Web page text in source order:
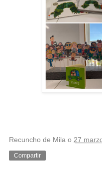
Recuncho de Mila o 27
Compartir